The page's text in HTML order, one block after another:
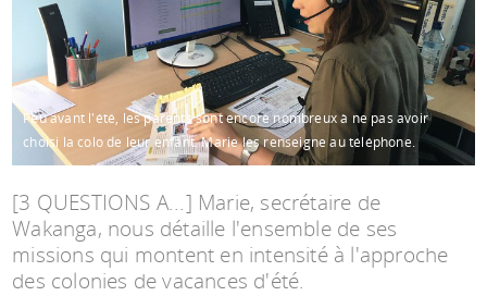
Peu avant l'été, les parents sont encore nombreux à ne pas avoir
choisi la colo de leur enfant. Marie les renseigne au téléphone.
[3 QUESTIONS A...] Marie, secrétaire de
Wakanga, nous détaille l'ensemble de ses
missions qui montent en intensité à l'approche
des colonies de vacances d'été.